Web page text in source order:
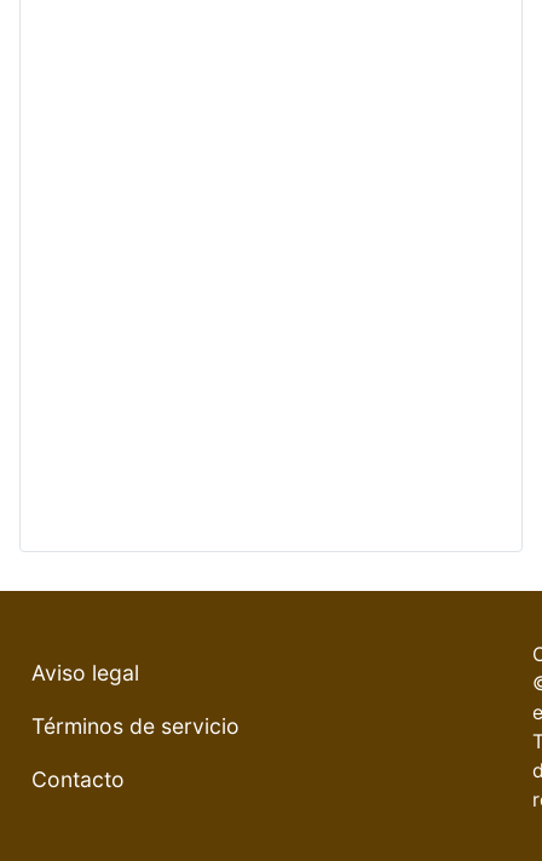
Aviso legal
Términos de servicio
Contacto